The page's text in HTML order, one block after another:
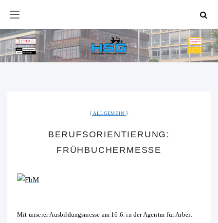
ALLGEMEIN
BERUFSORIENTIERUNG:
FRÜHBUCHERMESSE
Mit unserer Ausbildungsmesse am 16.6. in der Agentur für Arbeit